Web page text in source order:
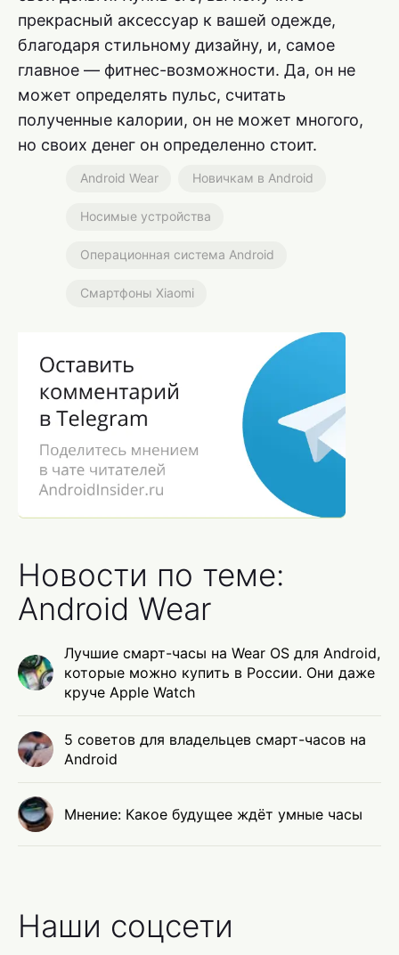
прекрасный аксессуар к вашей одежде,
благодаря стильному дизайну, и, самое
главное — фитнес-возможности. Да, он не
может определять пульс, считать
полученные калории, он не может многого,
но своих денег он определенно стоит.
Android Wear Новичкам в Android
Носимые устройства
Операционная система Android
Смартфоны Xiaomi
Новости по теме:
Android Wear
Лучшие смарт-часы на Wear OS для Android,
которые можно купить в России. Они даже
круче Apple Watch
5 советов для владельцев смарт-часов на
Android
Мнение: Какое будущее ждёт умные часы
Наши соцсети